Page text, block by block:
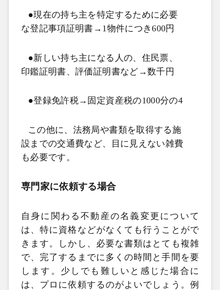
●現在の持ち主を特定するために必要
な登記事項証明書→1物件につき600円
●新しい持ち主になる人の、住民票、
印鑑証明書、評価証明書など→数千円
●登録免許税→固定資産税の1000分の4
この他に、法務局や書類を取得する施
設までの交通費など、目に見えない雑費
も必要です。
専門家に依頼する場合
自身に関わる不動産の名義変更について
は、特に資格などがなくても行うことがで
きます。しかし、必要な書類はとても複雑
で、完了するまでに多くの時間と手間を要
します。少しでも難しいと感じた場合に
は、プロに依頼するのがよいでしょう。例